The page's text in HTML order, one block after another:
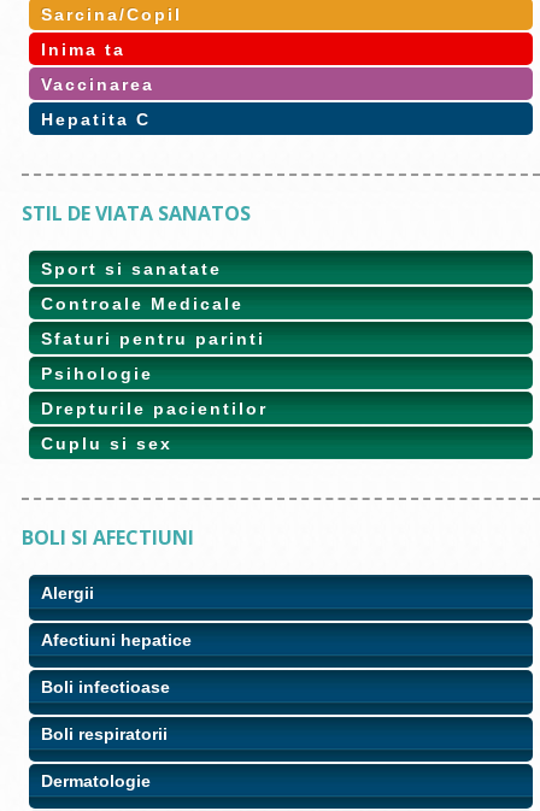
Sarcina/Copil
Inima ta
Vaccinarea
Hepatita C
STIL DE VIATA SANATOS
Sport si sanatate
Controale Medicale
Sfaturi pentru parinti
Psihologie
Drepturile pacientilor
Cuplu si sex
BOLI SI AFECTIUNI
Alergii
Afectiuni hepatice
Boli infectioase
Boli respiratorii
Dermatologie